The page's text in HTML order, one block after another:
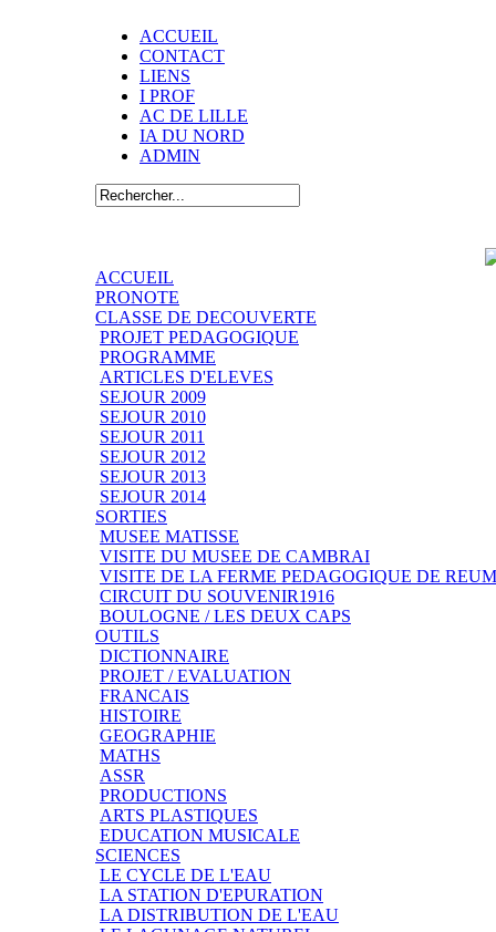
ACCUEIL
CONTACT
LIENS
I PROF
AC DE LILLE
IA DU NORD
ADMIN
ACCUEIL
PRONOTE
CLASSE DE DECOUVERTE
PROJET PEDAGOGIQUE
PROGRAMME
ARTICLES D'ELEVES
SEJOUR 2009
SEJOUR 2010
SEJOUR 2011
SEJOUR 2012
SEJOUR 2013
SEJOUR 2014
SORTIES
MUSEE MATISSE
VISITE DU MUSEE DE CAMBRAI
VISITE DE LA FERME PEDAGOGIQUE DE
CIRCUIT DU SOUVENIR1916
BOULOGNE / LES DEUX CAPS
OUTILS
DICTIONNAIRE
PROJET / EVALUATION
FRANCAIS
HISTOIRE
GEOGRAPHIE
MATHS
ASSR
PRODUCTIONS
ARTS PLASTIQUES
EDUCATION MUSICALE
SCIENCES
LE CYCLE DE L'EAU
LA STATION D'EPURATION
LA DISTRIBUTION DE L'EAU